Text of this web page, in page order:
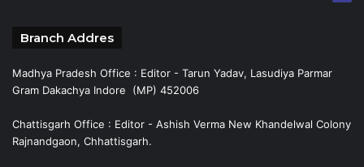
Branch Addres
Madhya Pradesh Office : Editor - Tarun Yadav, Lasudiya Parmar
Gram Dakachya Indore (MP) 452006
Chattisgarh Office : Editor - Ashish Verma New Khandelwal Colony
Rajnandgaon, Chhattisgarh.